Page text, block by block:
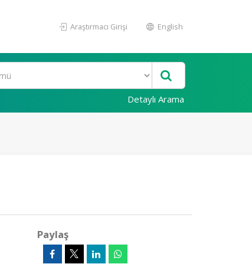
Araştırmacı Girişi English
Detaylı Arama
Paylaş